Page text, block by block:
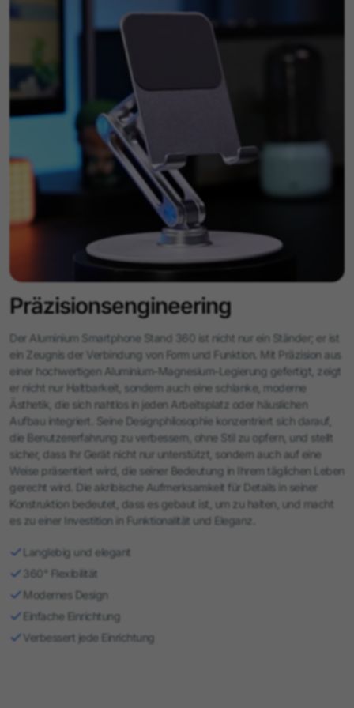
Aus einer Aluminium-Magnesium-Legierung gefertigt, ist es auf
Langlebigkeit und Rostbeständigkeit ausgelegt.
Wie einfach ist die Anpassung?
Mit seiner 360°-Rotation und Doppelarm-Anpassung können Sie
mühelos den perfekten Betrachtungswinkel finden.
Kann es mein Gerät vor Kratzern schützen?
Ja, das Silikonpanel und die Rille schützen Ihr Gerät vor Kratzern
und Beschädigungen.
Präzisionsengineering
Der Aluminium Smartphone Stand 360 ist nicht nur ein Ständer; er ist
ein Zeugnis der Verbindung von Form und Funktion. Mit Präzision aus
einer hochwertigen Aluminium-Magnesium-Legierung gefertigt, zeigt
er nicht nur Haltbarkeit, sondern auch eine schlanke, moderne
Ästhetik, die sich nahtlos in jeden Arbeitsplatz oder häuslichen
Aufbau integriert. Seine Designphilosophie konzentriert sich darauf,
die Benutzererfahrung zu verbessern, ohne Stil zu opfern, und stellt
sicher, dass Ihr Gerät nicht nur unterstützt, sondern auch auf eine
Weise präsentiert wird, die seiner Bedeutung in Ihrem täglichen Leben
gerecht wird. Die akribische Aufmerksamkeit für Details in seiner
Konstruktion bedeutet, dass es gebaut ist, um zu halten, und macht
es zu einer Investition in Funktionalität und Eleganz.
Langlebig und elegant
360° Flexibilität
Modernes Design
Einfache Einrichtung
Verbessert jede Einrichtung